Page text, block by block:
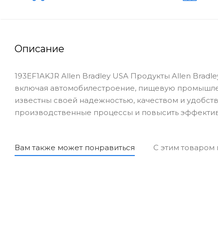
Описание
193EF1AKJR Allen Bradley USA Продукты Allen
включая автомобилестроение, пищевую
известны своей надежностью, качеством и
производственные процессы и повысить
Вам также может понравиться С этим товаром